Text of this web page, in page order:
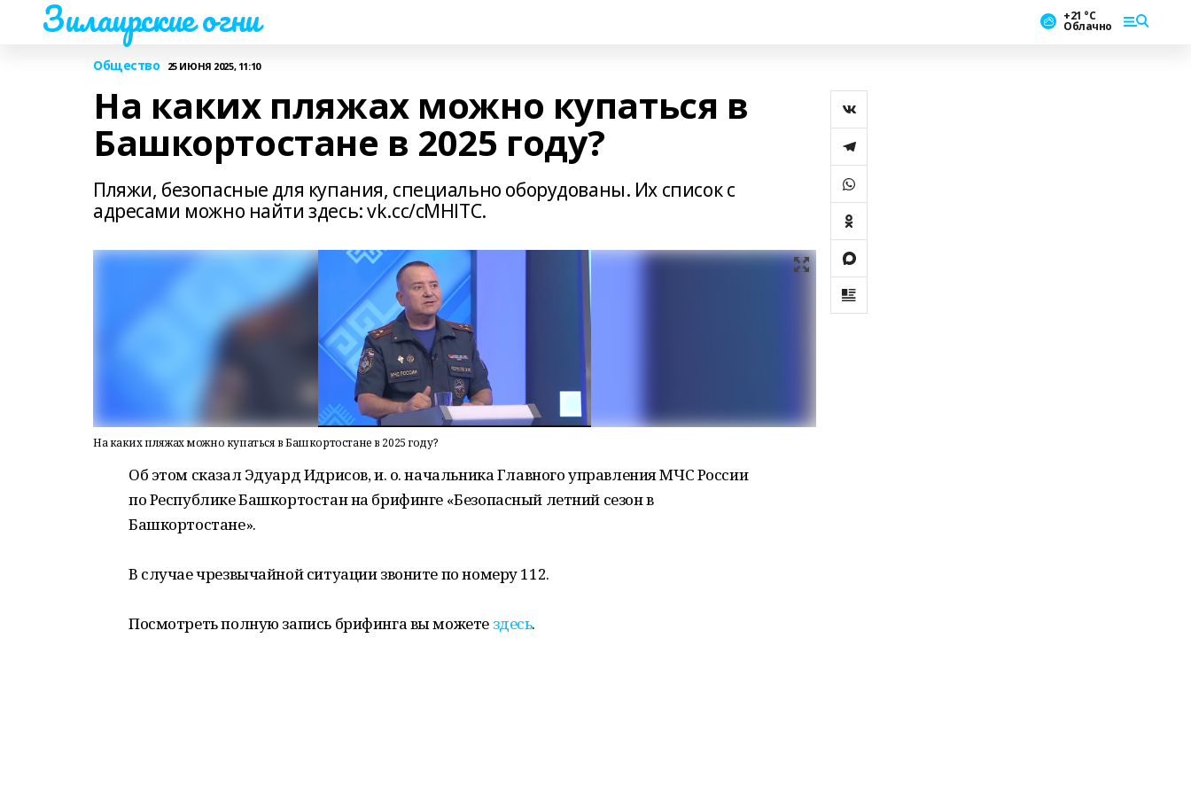
Зилаирские огни +21 °С
Облачно
Общество 25 ИЮНЯ 2025, 11:10
На каких пляжах можно купаться в
Башкортостане в 2025 году?
Пляжи, безопасные для купания, специально оборудованы. Их список с
адресами можно найти здесь: vk.cc/cMHlTC.
На каких пляжах можно купаться в Башкортостане в 2025 году?
Об этом сказал Эдуард Идрисов, и. о. начальника Главного управления МЧС России
по Республике Башкортостан на брифинге «Безопасный летний сезон в
Башкортостане».
В случае чрезвычайной ситуации звоните по номеру 112.
Посмотреть полную запись брифинга вы можете здесь.